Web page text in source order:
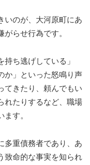
いのが、大河原町にあ
らせ行為です。
持ち逃げしている」
か」といった怒鳴り声
てきたり、頼んでもい
れたりするなど、職場
す。
多重債務者であり、あ
致命的な事実を知られ